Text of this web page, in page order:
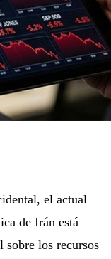
el actual
de Irán está
sobre los recursos